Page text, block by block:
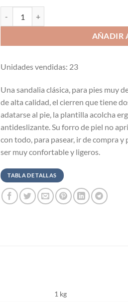
AÑADIR
Unidades vendidas: 23
Una sandalia clásica, para pies muy
de alta calidad, el cierren que tiene
adatarse al pie, la plantilla acolcha
antideslizante. Su forro de piel no
con todo, para pasear, ir de compra y
ser muy confortable y ligeros.
TABLA DE TALLAS
1 kg